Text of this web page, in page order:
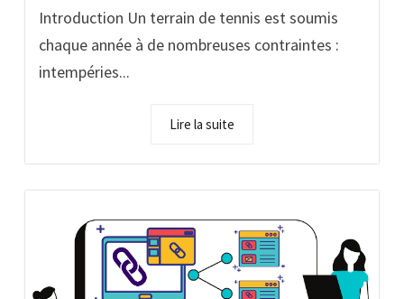
Introduction Un terrain de tennis est soumis
chaque année à de nombreuses contraintes :
intempéries...
Lire la suite